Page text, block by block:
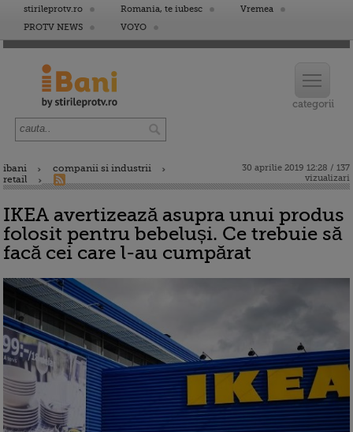
stirileprotv.ro Romania, te iubesc
Vremea
PROTV NEWS
VOYO
ibani
companii si industrii
retail
30 aprilie 2019 12:28 / 137
vizualizari
IKEA avertizează asupra unui produs
folosit pentru bebeluși. Ce trebuie să
facă cei care l-au cumpărat